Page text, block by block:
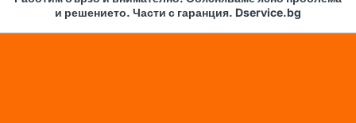
и решението. Части с гаранция. Dservice.bg